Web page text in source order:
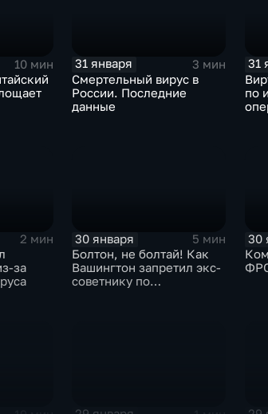
10 мин
31 января
3 мин
Смертельный вирус в
России. Последние
данные
31
по
2 мин
за
30 января
5 мин
Болтон, не болтай! Как
Вашингтон запретил экс-
советнику по
30